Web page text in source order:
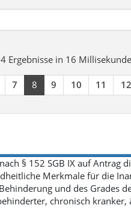
Ergebnisse in 16
7 8 9 10 11 12
§ 152 SGB IX auf
Merkmale für die
und des Grades
chronisch kranker,